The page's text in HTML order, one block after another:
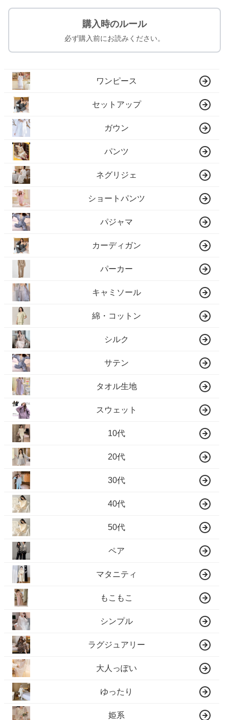
購入時のルール
必ず購入前にお読みください。
ワンピース
セットアップ
ガウン
パンツ
ネグリジェ
ショートパンツ
パジャマ
カーディガン
パーカー
キャミソール
綿・コットン
シルク
サテン
タオル生地
スウェット
10代
20代
30代
40代
50代
ペア
マタニティ
もこもこ
シンプル
ラグジュアリー
大人っぽい
ゆったり
姫系